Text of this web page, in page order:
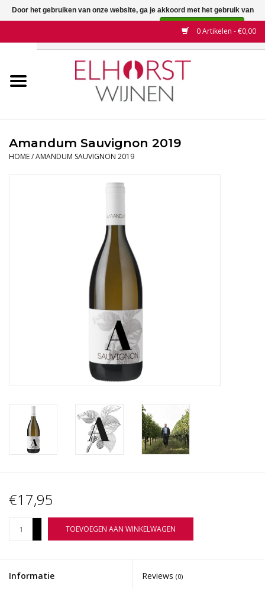
0 Artikelen - €0,00
Wijnen
Wijnhuizen
Amandum Sauvignon 2019
HOME/AMANDUM SAUVIGNON 2019
€17,95
TOEVOEGEN AAN WINKELWAGEN
Informatie Reviews (0)
Door het gebruiken van onze website, ga je akkoord met het gebruik van